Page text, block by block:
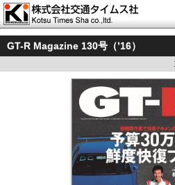
GT-R Magazine 130号（’16）